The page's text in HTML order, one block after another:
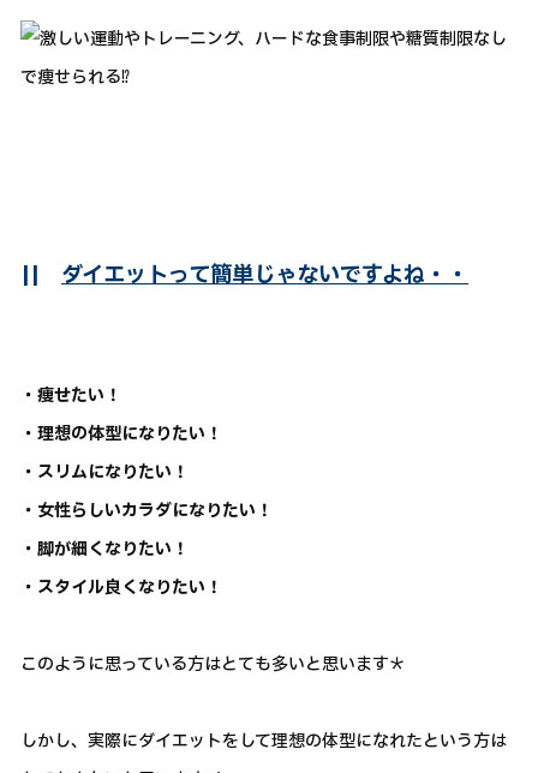
|| ダイエットって簡単じゃないですよね・・
・痩せたい！
・理想の体型になりたい！
・スリムになりたい！
・女性らしいカラダになりたい！
・脚が細くなりたい！
・スタイル良くなりたい！
このように思っている方はとても多いと思います＊
しかし、実際にダイエットをして理想の体型になれたという方は